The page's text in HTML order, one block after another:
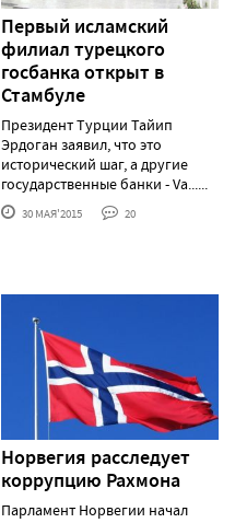
Первый исламский
филиал турецкого
госбанка открыт в
Стамбуле
Президент Турции Тайип
Эрдоган заявил, что это
исторический шаг, а другие
государственные банки - Va......
30 МАЯ'2015 20
Норвегия расследует
коррупцию Рахмона
Парламент Норвегии начал